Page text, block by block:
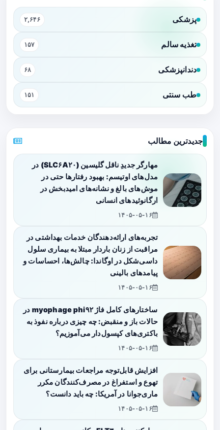
پزشکی ۲,۶۴۶
تغذیه سالم ۱۵۷
دندانپزشکی ۶۸
طب سنتی ۱۵۱
جدیدترین مطالب
مهارگر جدیدِ ناقل گلیسین (SLC۶A۲۰) در
مدل‌های اوتیسم: بهبود رفتارها حتی در
موش‌های بالغ و نشانه‌های امیدبخش در
ارگانوئیدهای انسانی
۱۴۰۵-۰۵-۱۶
تجربه‌های ارائه‌دهندگان خدمات بهداشتی در
مراقبت از زنان باردار مبتلا به بیماری سلول
داسی‌شکل در اوگاندا: چالش‌ها، احساسات و
پیامدهای بالینی
۱۴۰۵-۰۵-۱۶
ساختارهای کامل فاژ myophage phi۹۲ در
حالات باز و منقبض: چه چیزی درباره نفوذ به
باکتری‌های کپسول‌دار می‌آموزیم؟
۱۴۰۵-۰۵-۱۶
افزایش قابل‌توجه مراجعات بیمارستانی برای
تهوع و استفراغ در مصرف‌کنندگان مکرر
ماری‌جوانا در آمریکا: چه باید دانست؟
۱۴۰۵-۰۵-۱۶